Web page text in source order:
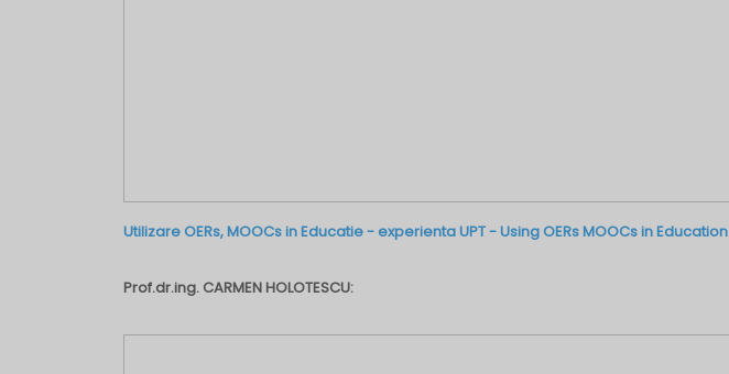
Utilizare OERs, MOOCs in Educatie - experienta UPT - Using OERs MOOCs in Education
Prof.dr.ing. CARMEN HOLOTESCU: